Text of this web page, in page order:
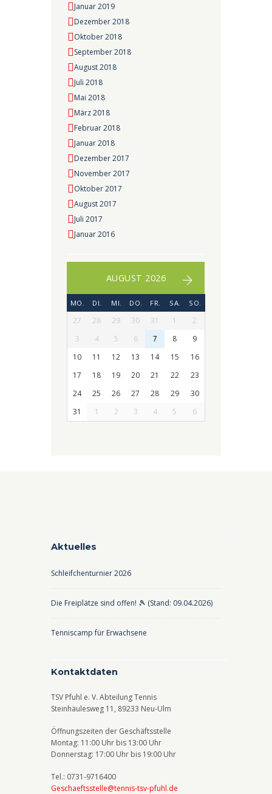
Januar 2019
Dezember 2018
Oktober 2018
September 2018
August 2018
Juli 2018
Mai 2018
März 2018
Februar 2018
Januar 2018
Dezember 2017
November 2017
Oktober 2017
August 2017
Juli 2017
Januar 2016
AUGUST 2026
MO. DI. MI. DO. FR. SA. SO.
27 28 29 30 31 1
2
3
4 5 6 7 8
9
10
11 12 13 14 15
16
17
18 19 20 21 22
23
24
25 26 27 28 29
30
31
1 2 3 4 5 6
Aktuelles
Schleifchenturnier 2026
Die Freiplätze sind offen! 🎾 (Stand: 09.04.2026)
Tenniscamp für Erwachsene
Kontaktdaten
TSV Pfuhl e. V. Abteilung Tennis
Steinhäulesweg 11, 89233 Neu-Ulm
Öffnungszeiten der Geschäftsstelle
Montag: 11:00 Uhr bis 13:00 Uhr
Donnerstag: 17:00 Uhr bis 19:00 Uhr
Tel.: 0731-9716400
Geschaeftsstelle@tennis-tsv-pfuhl.de